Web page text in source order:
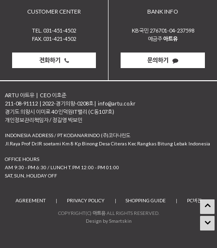
CUSTOMER CENTER
TEL. 031-451-4502
FAX. 031-421-4502
전화하기
BANK INFO
KB국민 276701-04-237598
예금주아트유
문의하기
ARTU 아트유
CEO 이호준
211-08-91112
2022-경기의왕-0208호
info@artu.co.kr
경기도 의왕시 이미로 40 인덕원IT밸리 (C동107호)
개인정보관리책임자 / 정길영 박보민
INDONESIA ADDRESS / PT KODANARINDO (주)코다나린도
JI.Raya Prof Dr.IR soetami Km 8 Kp Binong Desa Citeras Kec Rangkas Bitung Lebak Indonesia
OFFICE HOURS
AM 9:30 - PM 6:30 / LUNCH T. PM 12:00 - PM 01:00
SAT, SUN, HOLIDAY OFF
AGREEMENT | PRIVACY POLICY | SHOPPING GUIDE | PC버전
COPYRIGHT(C) 아트유ALL RIGHTS RESERVED.